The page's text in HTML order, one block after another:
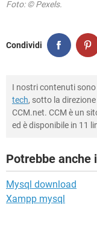
Foto: © Pexels.
Condividi
I nostri contenuti
tech, sotto la
CCM.net. CCM è un
ed è disponibile in 11
Potrebbe anche
Mysql download
Xampp mysql